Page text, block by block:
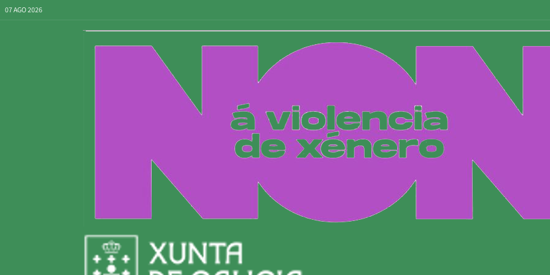
07 AGO 2026